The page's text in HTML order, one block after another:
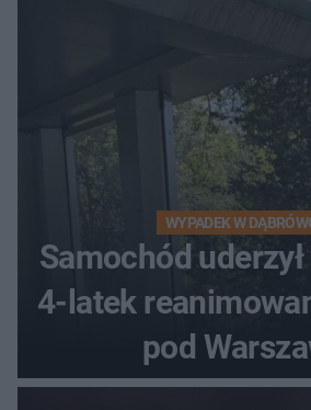
WYPADEK W
Samochód
4-latek
pod